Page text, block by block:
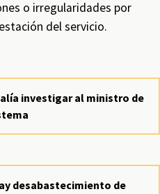
o irregularidades por
del servicio.
investigar al ministro de
desabastecimiento de